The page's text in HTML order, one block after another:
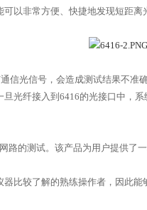
可以非常方便、快捷地发现短距
信光信号，会造成测试结果不准
光纤接入到 6416的光接口中，
网路的测试。该产品为用户提供了
比较了解的熟练操作者，因此